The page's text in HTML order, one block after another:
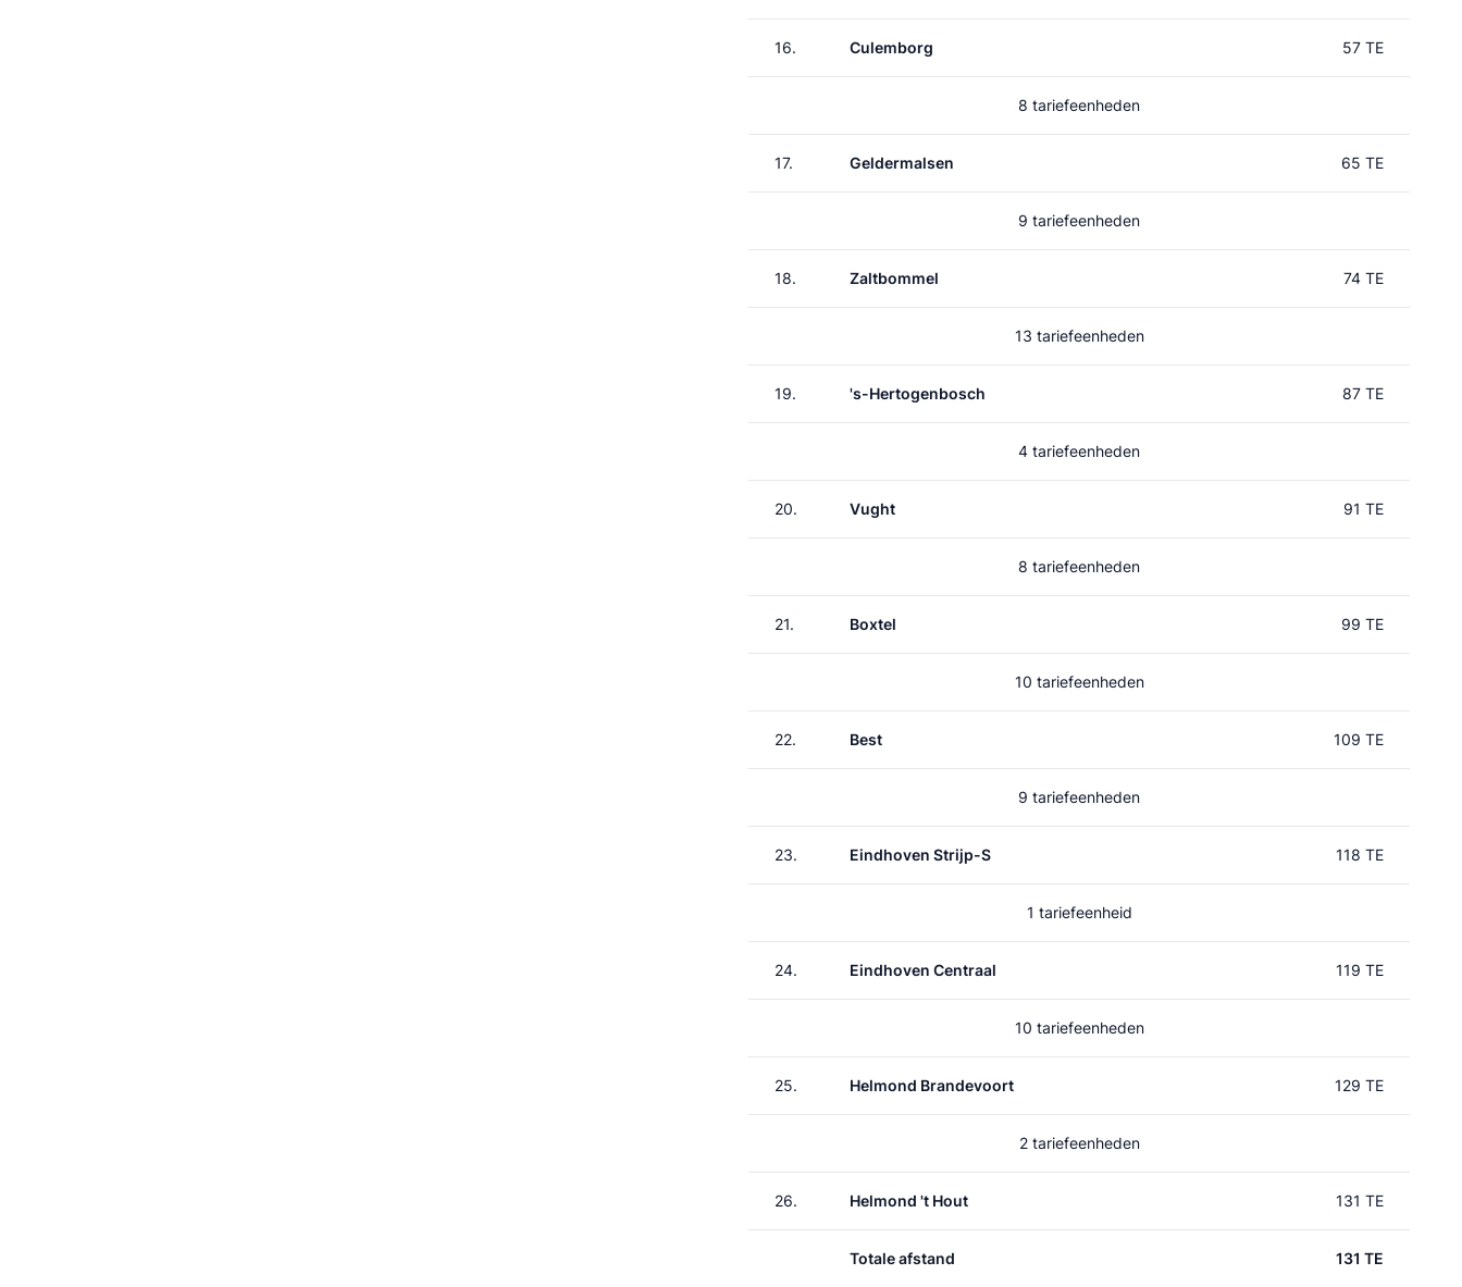
16. Culemborg 57 TE
8 tariefeenheden
17. Geldermalsen 65 TE
9 tariefeenheden
18. Zaltbommel 74 TE
13 tariefeenheden
19. 's-Hertogenbosch 87 TE
4 tariefeenheden
20. Vught 91 TE
8 tariefeenheden
21. Boxtel 99 TE
10 tariefeenheden
22. Best 109 TE
9 tariefeenheden
23. Eindhoven Strijp-S 118 TE
1 tariefeenheid
24. Eindhoven Centraal 119 TE
10 tariefeenheden
25. Helmond Brandevoort 129 TE
2 tariefeenheden
26. Helmond 't Hout 131 TE
Totale afstand 131 TE